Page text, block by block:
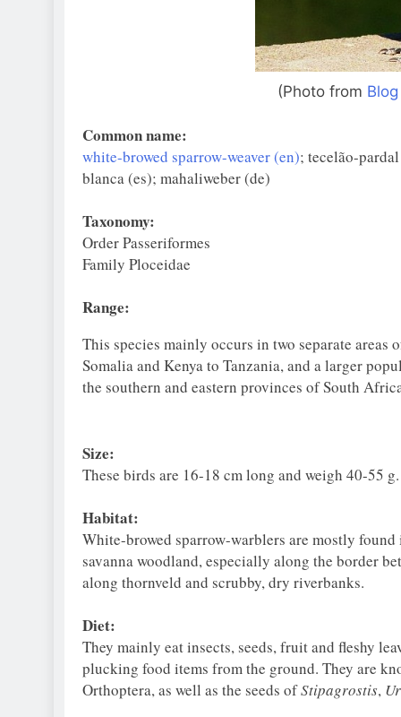
(Photo from
Common name:
white-browed sparrow-weaver (en); tecelão-
blanca (es); mahaliweber (de)
Taxonomy:
Order Passeriformes
Family Ploceidae
Range:
This species mainly occurs in two separate
Somalia and Kenya to Tanzania, and a larger
the southern and eastern provinces of South
Size:
These birds are 16-18 cm long and weigh 40-55 g.
Habitat:
White-browed sparrow-warblers are mostly
savanna woodland, especially along the border
along thornveld and scrubby, dry riverbanks.
Diet:
They mainly eat insects, seeds, fruit and fleshy
plucking food items from the ground. They are
Orthoptera, as well as the seeds ofStipagrostis,